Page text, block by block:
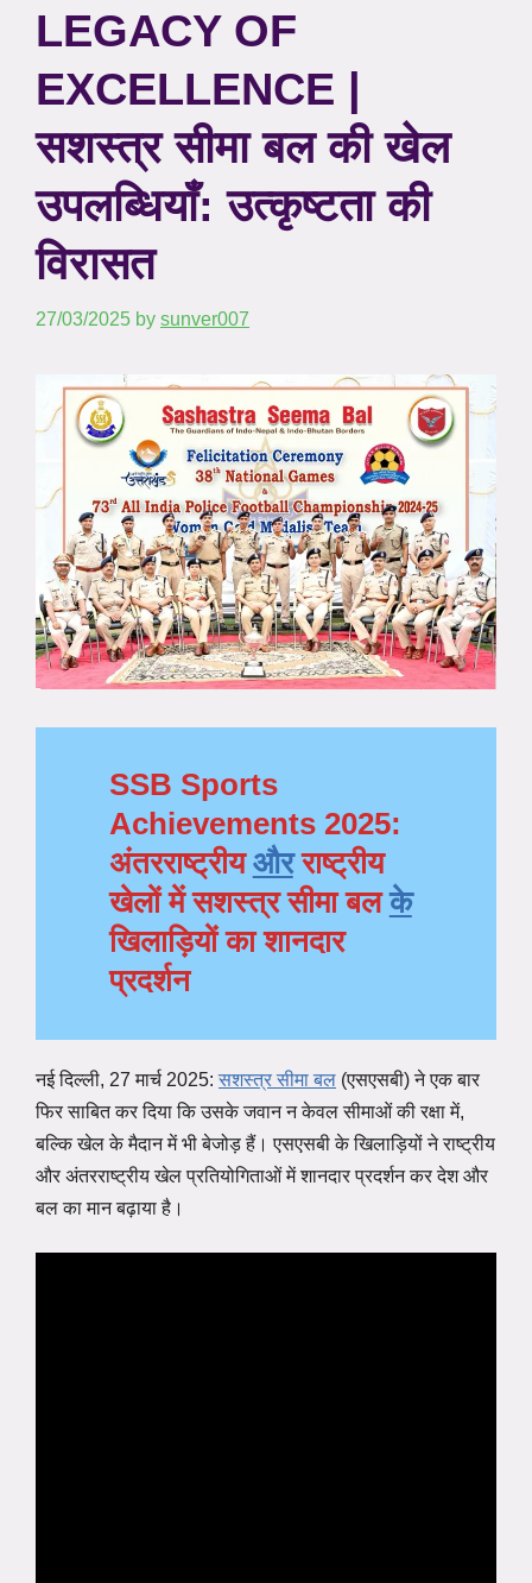
LEGACY OF
EXCELLENCE |
सशस्त्र सीमा बल की खेल
उपलब्धियाँ: उत्कृष्टता की
विरासत
27/03/2025 by sunver007
SSB Sports
Achievements 2025:
अंतरराष्ट्रीयऔरराष्ट्रीय
खेलों में सशस्त्र सीमा बलके
खिलाड़ियों का शानदार
प्रदर्शन
नई दिल्ली, 27 मार्च 2025:सशस्त्र सीमा बल (एसएसबी) ने एक बार
फिर साबित कर दिया कि उसके जवान न केवल सीमाओं की रक्षा में,
बल्कि खेल के मैदान में भी बेजोड़ हैं। एसएसबी के खिलाड़ियों ने राष्ट्रीय
और अंतरराष्ट्रीय खेल प्रतियोगिताओं में शानदार प्रदर्शन कर देश और
बल का मान बढ़ाया है।